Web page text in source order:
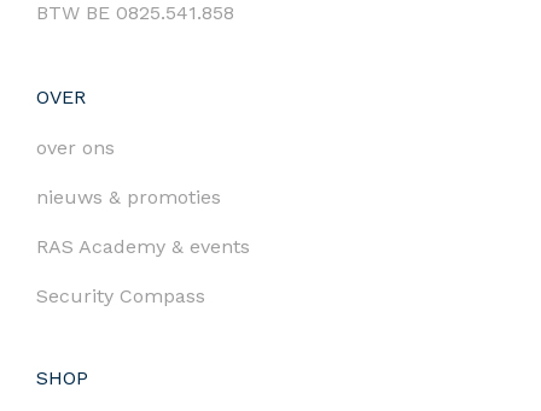
BTW BE 0825.541.858
OVER
over ons
nieuws & promoties
RAS Academy & events
Security Compass
SHOP